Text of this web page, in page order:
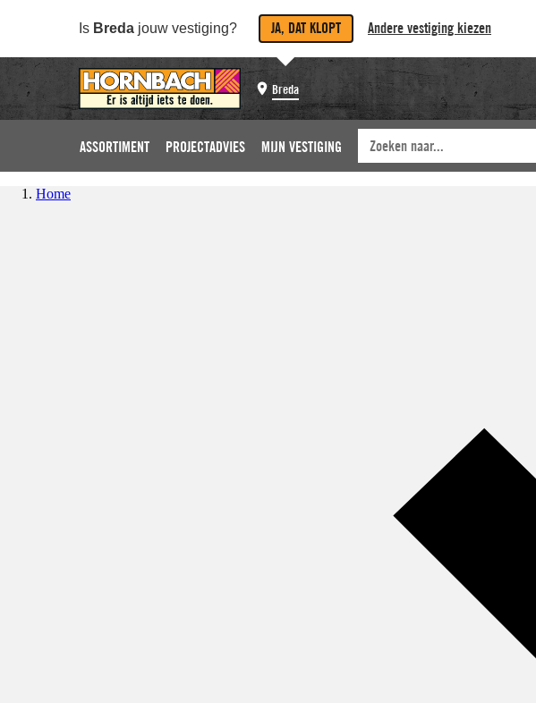
Is Breda jouw vestiging? JA, DAT KLOPT Andere vestiging kiezen
Breda
ASSORTIMENT PROJECTADVIES MIJN VESTIGING
Home